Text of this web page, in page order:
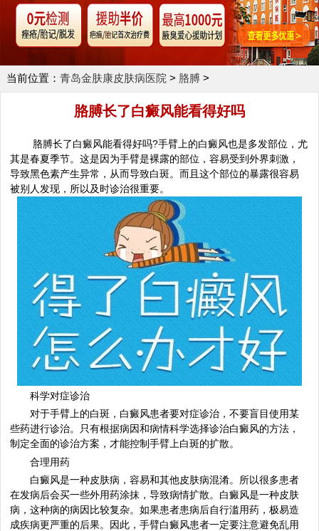
当前位置： 青岛金肤康皮肤病医院 > 胳膊>
胳膊长了白癜风能看得好吗
胳膊长了白癜风能看得好吗?手臂上的白癜风也是多发部位，尤
其是春夏季节。这是因为手臂是裸露的部位，容易受到外界刺激，
导致黑色素产生异常，从而导致白斑。而且这个部位的暴露很容易
被别人发现，所以及时诊治很重要。
科学对症诊治
对于手臂上的白斑，白癜风患者要对症诊治，不要盲目使用某
些药进行诊治。只有根据病因和病情科学选择诊治白癜风的方法，
制定全面的诊治方案，才能控制手臂上白斑的扩散。
合理用药
白癜风是一种皮肤病，容易和其他皮肤病混淆。所以很多患者
在发病后会买一些外用药涂抹，导致病情扩散。白癜风是一种皮肤
病，这种病的病因比较复杂。如果患者患病后自行滥用药，极易造
成疾病更严重的后果。因此，手臂白癜风患者一定要注意避免乱用